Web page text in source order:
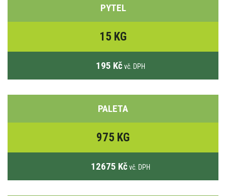
PYTEL
15 KG
195 Kč vč. DPH
PALETA
975 KG
12675 Kč vč. DPH